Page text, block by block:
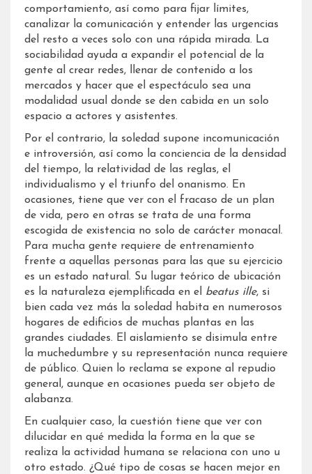
comportamiento, así como para fijar límites,
canalizar la comunicación y entender las urgencias
del resto a veces solo con una rápida mirada. La
sociabilidad ayuda a expandir el potencial de la
gente al crear redes, llenar de contenido a los
mercados y hacer que el espectáculo sea una
modalidad usual donde se den cabida en un solo
espacio a actores y asistentes.
Por el contrario, la soledad supone incomunicación
e introversión, así como la conciencia de la densidad
del tiempo, la relatividad de las reglas, el
individualismo y el triunfo del onanismo. En
ocasiones, tiene que ver con el fracaso de un plan
de vida, pero en otras se trata de una forma
escogida de existencia no solo de carácter monacal.
Para mucha gente requiere de entrenamiento
frente a aquellas personas para las que su ejercicio
es un estado natural. Su lugar teórico de ubicación
es la naturaleza ejemplificada en el beatus ille, si
bien cada vez más la soledad habita en numerosos
hogares de edificios de muchas plantas en las
grandes ciudades. El aislamiento se disimula entre
la muchedumbre y su representación nunca requiere
de público. Quien lo reclama se expone al repudio
general, aunque en ocasiones pueda ser objeto de
alabanza.
En cualquier caso, la cuestión tiene que ver con
dilucidar en qué medida la forma en la que se
realiza la actividad humana se relaciona con uno u
otro estado. ¿Qué tipo de cosas se hacen mejor en